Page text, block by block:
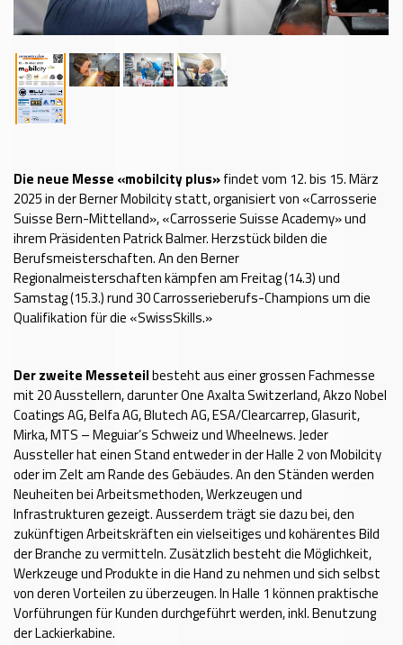
Die neue Messe «mobilcity plus»findet vom 12. bis 15. März
2025 in der Berner Mobilcity statt, organisiert von «Carrosserie
Suisse Bern-Mittelland», «Carrosserie Suisse Academy» und
ihrem Präsidenten Patrick Balmer. Herzstück bilden die
Berufsmeisterschaften. An den Berner
Regionalmeisterschaften kämpfen am Freitag (14.3) und
Samstag (15.3.) rund 30 Carrosserieberufs-Champions um die
Qualifikation für die «SwissSkills.»
Der zweite Messeteilbesteht aus einer grossen Fachmesse
mit 20 Ausstellern, darunter One Axalta Switzerland, Akzo Nobel
Coatings AG, Belfa AG, Blutech AG, ESA/Clearcarrep, Glasurit,
Mirka, MTS – Meguiar’s Schweiz und Wheelnews. Jeder
Aussteller hat einen Stand entweder in der Halle 2 von Mobilcity
oder im Zelt am Rande des Gebäudes. An den Ständen werden
Neuheiten bei Arbeitsmethoden, Werkzeugen und
Infrastrukturen gezeigt. Ausserdem trägt sie dazu bei, den
zukünftigen Arbeitskräften ein vielseitiges und kohärentes Bild
der Branche zu vermitteln. Zusätzlich besteht die Möglichkeit,
Werkzeuge und Produkte in die Hand zu nehmen und sich selbst
von deren Vorteilen zu überzeugen. In Halle 1 können praktische
Vorführungen für Kunden durchgeführt werden, inkl. Benutzung
der Lackierkabine.